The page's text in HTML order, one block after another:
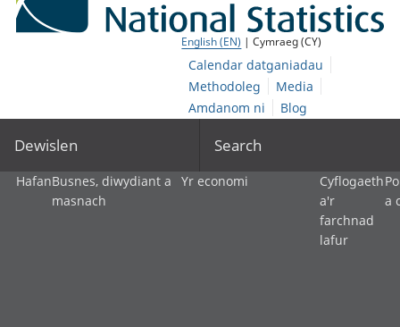
English (EN) | Cymraeg (CY)
Calendar datganiadau
Methodoleg
Media
Amdanom ni
Blog
Dewislen Search
HafanBusnes, diwydiant a
masnach
Yr economi
Cyflogaeth
a'r
farchnad
lafur
a